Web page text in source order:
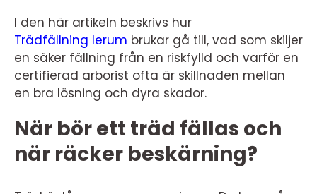
I den här artikeln beskrivs hur
Trädfällning lerum brukar gå till, vad som skiljer
en säker fällning från en riskfylld och varför en
certifierad arborist ofta är skillnaden mellan
en bra lösning och dyra skador.
När bör ett träd fällas och
när räcker beskärning?